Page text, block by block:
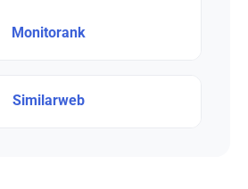
Monitorank
Similarweb